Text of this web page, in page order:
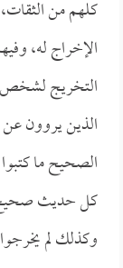
كلهم من
الإخراج له،
التخريج لشخص
الذين يروون عن
الصحيح ما
كل حديث صحيح،
وكذلك لم